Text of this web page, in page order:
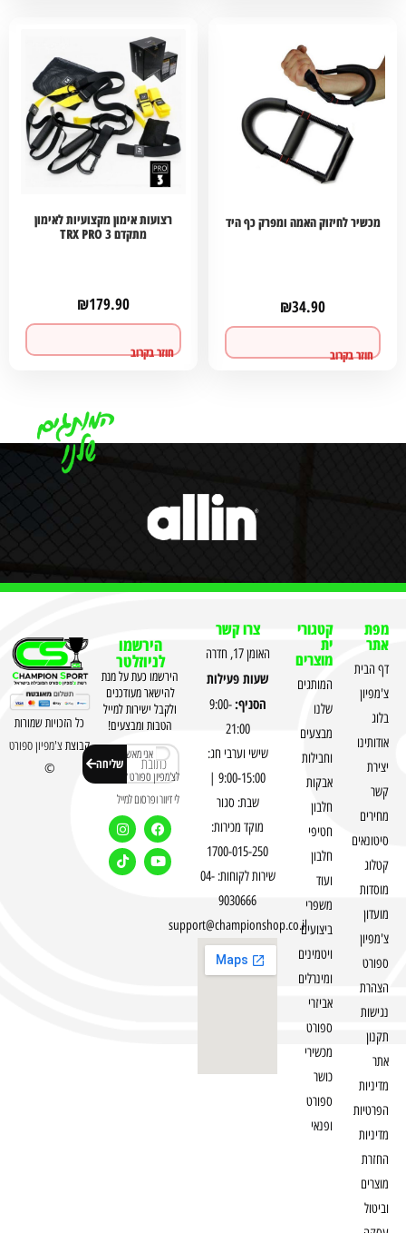
מכשיר לחיזוק האמה ומפרק כף היד
₪34.90
רצועות אימון מקצועיות לאימון
מתקדם TRX PRO 3
₪179.90
מפת
אתר
דף הבית
צ'מפיון
בלוג
אודותינו
יצירת
קשר
מחירים
סיטונאים
קטלוג
מוסדות
מועדון
צ'מפיון
ספורט
הצהרת
נגישות
תקנון
אתר
מדיניות
הפרטיות
מדיניות
החזרת
מוצרים
וביטול
קטגורי
ית
מוצרים
המותגים
שלנו
מבצעים
וחבילות
אבקות
חלבון
חטיפי
חלבון
ועוד
משפרי
ביצועים
ויטמינים
ומינרלים
אביזרי
ספורט
מכשירי
כושר
ספורט
ופנאי
צרו קשר
האומן 17, חדרה
שעות פעילות
הסניף:9:00-
21:00
שישי וערבי חג:
9:00-15:00 |
שבת: סגור
מוקד מכירות:
1700-015-250
שירות לקוחות: 04-
9030666
support@championshop.co.il
הירשמו
לניוזלטר
הירשמו כעת על מנת
להישאר מעודכנים
ולקבל ישירות למייל
הטבות ומבצעים!
אני מאשר
לצ'מפיון ספורט לשלוח
לי דיוור ופרסום למייל
שליחה
כל הזכויות שמורות
קבוצתצ'מפיון ספורט
©